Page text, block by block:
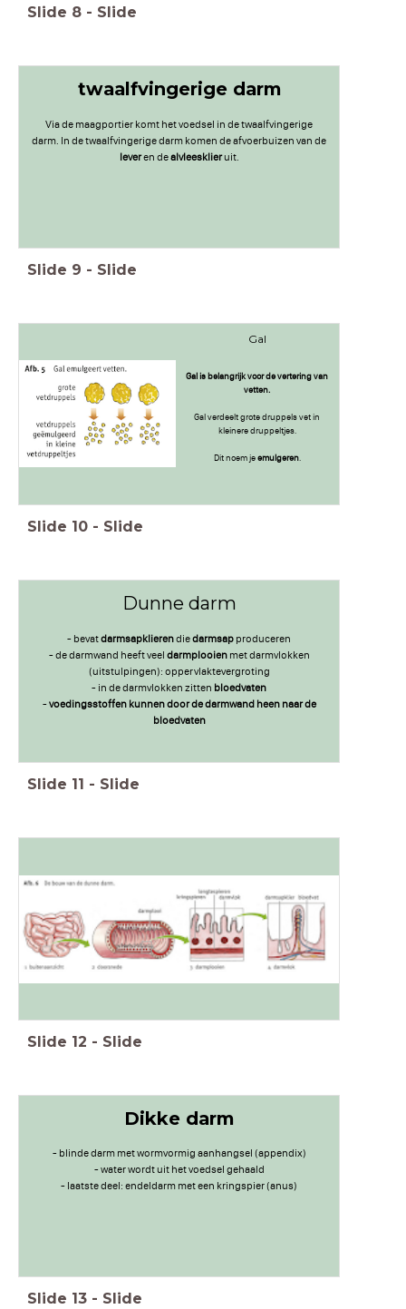
Slide 8 - Slide
twaalfvingerige darm
Via de maagportier komt het voedsel in de twaalfvingerige
darm. In de twaalfvingerige darm komen de afvoerbuizen van de
leveren dealvleesklieruit.
Slide 9 - Slide
Gal
Gal is belangrijk voor de vertering van
vetten.
Gal verdeelt grote druppels vet in
kleinere druppeltjes.
Dit noem jeemulgeren.
Slide 10 - Slide
Dunne darm
- bevatdarmsapklierendiedarmsap produceren
- de darmwand heeft veel darmplooienmet darmvlokken
(uitstulpingen): oppervlaktevergroting
- in de darmvlokken zitten bloedvaten
-voedingsstoffen kunnen door de darmwand heen naar de
bloedvaten
Slide 11 - Slide
Slide 12 - Slide
Dikke darm
- blinde darm met wormvormig aanhangsel (appendix)
- water wordt uit het voedsel gehaald
- laatste deel: endeldarm met een kringspier (anus)
Slide 13 - Slide